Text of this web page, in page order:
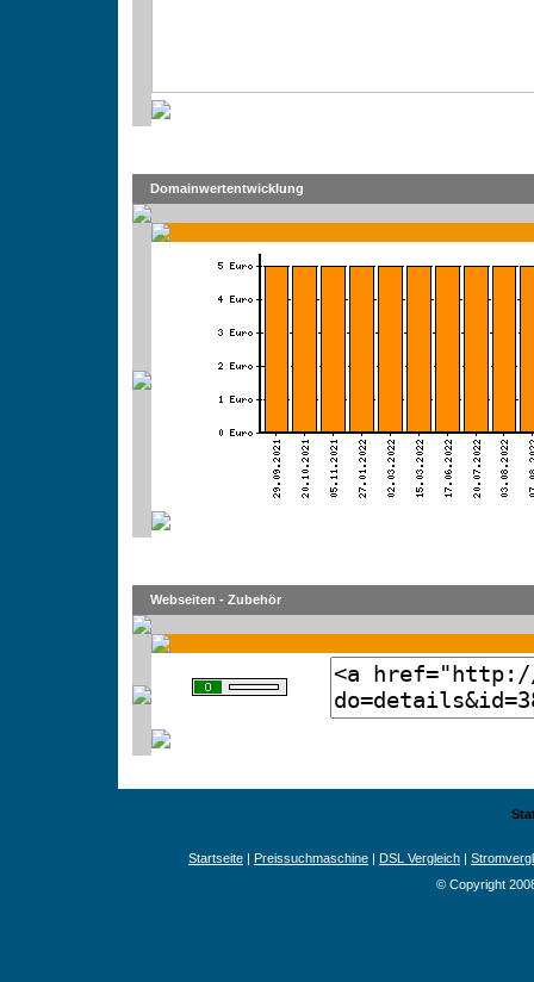
Domainwertentwicklung
Webseiten - Zubehör
Startseite | Preissuchmaschine | DSL Vergleich |
© Copyright